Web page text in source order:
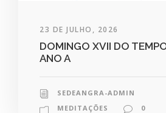
23 DE JULHO, 2026
DOMINGO XVII DO
ANO A
SEDEANGRA-ADMIN
MEDITAÇÕES
0